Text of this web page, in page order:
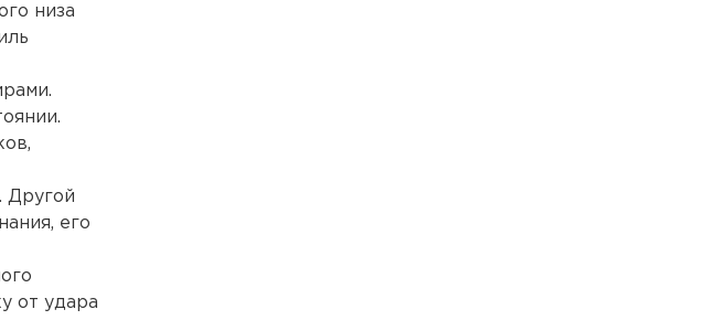
низа
Другой
его
от удара